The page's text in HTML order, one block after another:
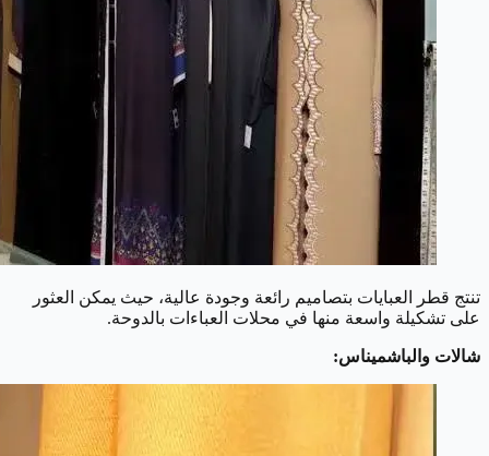
تنتج قطر العبايات بتصاميم رائعة وجودة عالية، حيث يمكن العثور
على تشكيلة واسعة منها في محلات العباءات بالدوحة.
شالات والباشميناس: